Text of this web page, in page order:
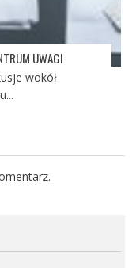
UWAGI
wokół